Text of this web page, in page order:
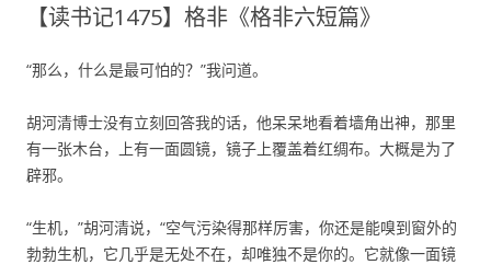
【读书记1475】格非《格非六短篇》
“那么，什么是最可怕的？”我问道。
胡河清博士没有立刻回答我的话，他呆呆地看着墙角出神，那里
有一张木台，上有一面圆镜，镜子上覆盖着红绸布。大概是为了
辟邪。
“生机，”胡河清说，“空气污染得那样厉害，你还是能嗅到窗外的
勃勃生机，它几乎是无处不在，却唯独不是你的。它就像一面镜